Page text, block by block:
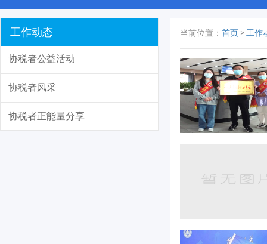
工作动态
协税者公益活动
协税者风采
协税者正能量分享
当前位置：首页 > 工作